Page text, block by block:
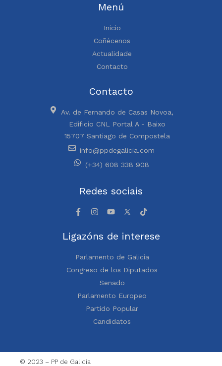
Menú
Inicio
Coñécenos
Actualidade
Contacto
Contacto
Av. de Fernando de Casas Novoa,
Edificio CNL Portal A - Baixo
15707 Santiago de Compostela
info@ppdegalicia.com
(+34) 608 338 908
Redes sociais
Ligazóns de interese
Parlamento de Galicia
Congreso de los Diputados
Senado
Parlamento Europeo
Partido Popular
Candidatos
© 2023 – PP de Galicia